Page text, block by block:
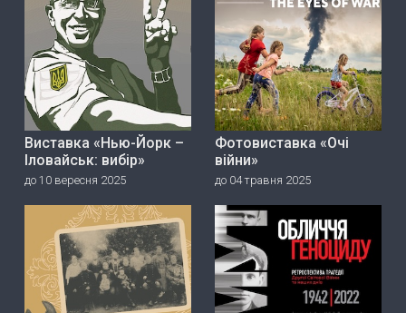
Виставка «Нью-Йорк –
Іловайськ: вибір»
до 10 вересня 2025
Фотовиставка «Очі
війни»
до 04 травня 2025